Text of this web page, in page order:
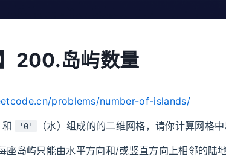
200.岛屿数量
problems/number-of-islands/
和 '0' （水）组成的的二维网格，请你计算网格
座岛屿只能由水平方向和/或竖直方向上相邻的陆